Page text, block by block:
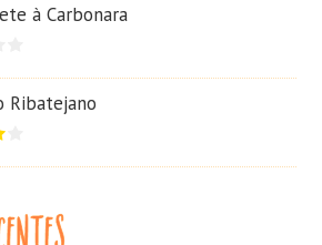
à Carbonara
Ribatejano